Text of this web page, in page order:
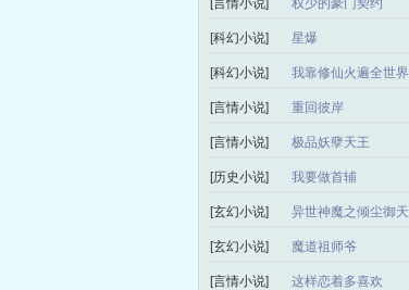
[言情小说] 权少的豪门契约
[科幻小说] 星爆
[科幻小说] 我靠修仙火遍全世界
[言情小说] 重回彼岸
[言情小说] 极品妖孽天王
[历史小说] 我要做首辅
[玄幻小说] 异世神魔之倾尘御天
[玄幻小说] 魔道祖师爷
[言情小说] 这样恋着多喜欢